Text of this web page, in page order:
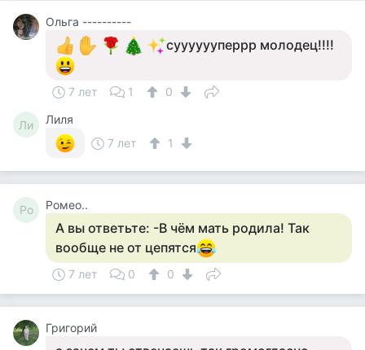
Ольга ----------
сууууууперрр молодец!!!!
7 лет 1 0
Ли
Лиля
7 лет
1
Ро Ромео..
А вы ответьте: -В чём мать родила! Так
вообще не от цепятся
7 лет 0 0
Григорий